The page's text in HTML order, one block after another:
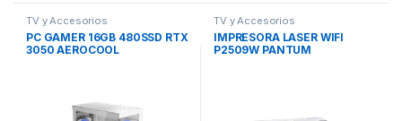
TV y Accesorios
PC GAMER 16GB 480SSD RTX
3050 AEROCOOL
TV y Accesorios
IMPRESORA LASER WIFI
P2509W PANTUM